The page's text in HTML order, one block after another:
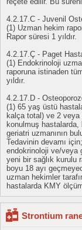
4.2.17.C - Juvenil
(1) Uzman hekim
Rapor süresi 1 yıldır.
4.2.17.Ç - Paget
(1) Endokrinoloji
raporuna istinaden
yıldır.
4.2.17.D -
(1) 65 yaş üstü
kalça total) ve 2 veya
konulmuş
geriatri uzmanının
Tedavinin devamı
endokrinoloji ve/veya
yeni bir sağlık kurulu
boyu 18 ayı
uzman hekimler
hastalarda KMY
Strontium